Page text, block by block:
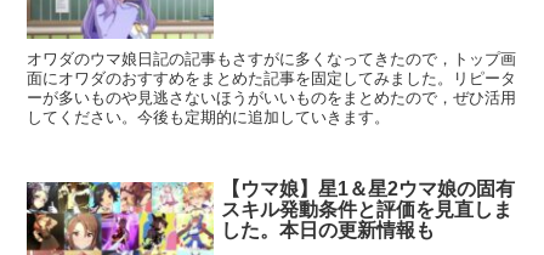
オワダのウマ娘日記の記事もさすがに多くなってきたので，トップ画
面にオワダのおすすめをまとめた記事を固定してみました。リピータ
ーが多いものや見逃さないほうがいいものをまとめたので，ぜひ活用
してください。今後も定期的に追加していきます。
【ウマ娘】星1＆星2ウマ娘の固有
スキル発動条件と評価を見直しま
した。本日の更新情報も